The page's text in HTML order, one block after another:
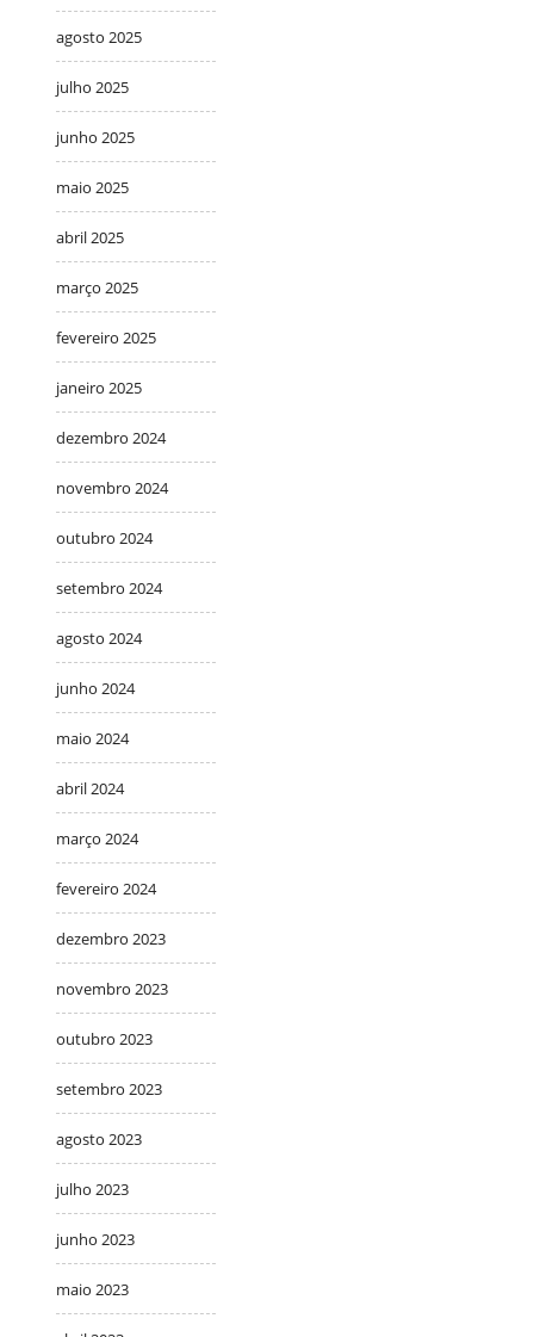
agosto 2025
julho 2025
junho 2025
maio 2025
abril 2025
março 2025
fevereiro 2025
janeiro 2025
dezembro 2024
novembro 2024
outubro 2024
setembro 2024
agosto 2024
junho 2024
maio 2024
abril 2024
março 2024
fevereiro 2024
dezembro 2023
novembro 2023
outubro 2023
setembro 2023
agosto 2023
julho 2023
junho 2023
maio 2023